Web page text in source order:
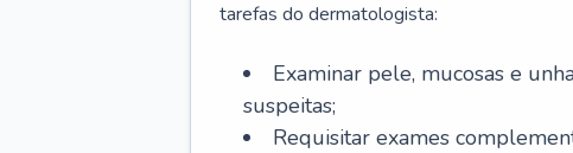
tarefas do dermatologista:
Examinar pele, mucosas e
suspeitas;
Requisitar exames